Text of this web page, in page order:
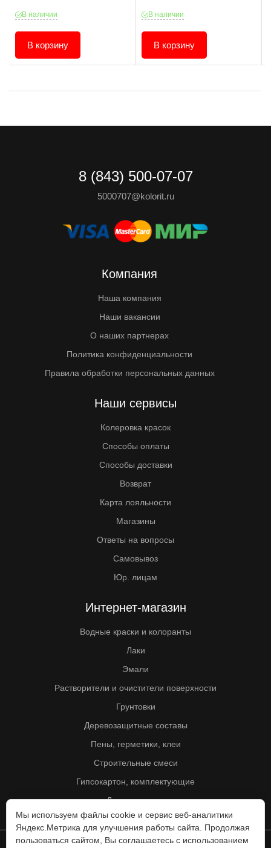
В наличии
В корзину
В наличии
В корзину
8 (843) 500-07-07
5000707@kolorit.ru
Компания
Наша компания
Наши вакансии
О наших партнерах
Политика конфиденциальности
Правила обработки персональных данных
Наши сервисы
Колеровка красок
Способы оплаты
Способы доставки
Возврат
Карта лояльности
Магазины
Ответы на вопросы
Самовывоз
Юр. лицам
Интернет-магазин
Водные краски и колоранты
Лаки
Эмали
Растворители и очистители поверхности
Грунтовки
Деревозащитные составы
Пены, герметики, клеи
Строительные смеси
Гипсокартон, комплектующие
Другие товары
Мы используем файлы cookie и сервис веб-аналитики
Яндекс.Метрика для улучшения работы сайта. Продолжая
пользоваться сайтом, Вы соглашаетесь с использованием